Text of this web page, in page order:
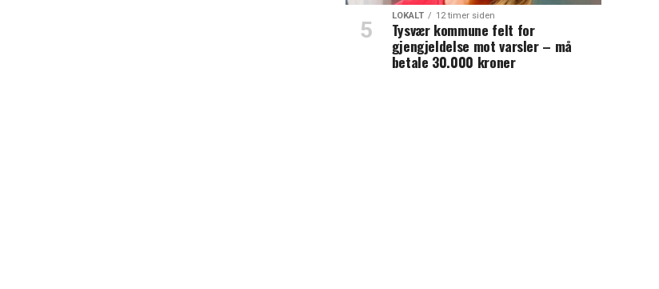
LOKALT 12 timer siden
Tysvær kommune felt for
gjengjeldelse mot varsler – må
betale 30.000 kroner